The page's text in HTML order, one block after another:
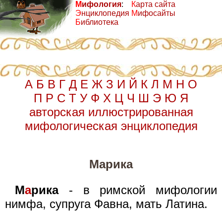
Мифология:
Энциклопедия
Библиотека
Карта сайта
Мифосайты
А Б В Г Д Е Ж З И Й К Л М Н О
П Р С Т У Ф Х Ц Ч Ш Э Ю Я
авторская иллюстрированная
мифологическая энциклопедия
Марика
Марика- в римской мифологии
нимфа, супруга Фавна, мать Латина.